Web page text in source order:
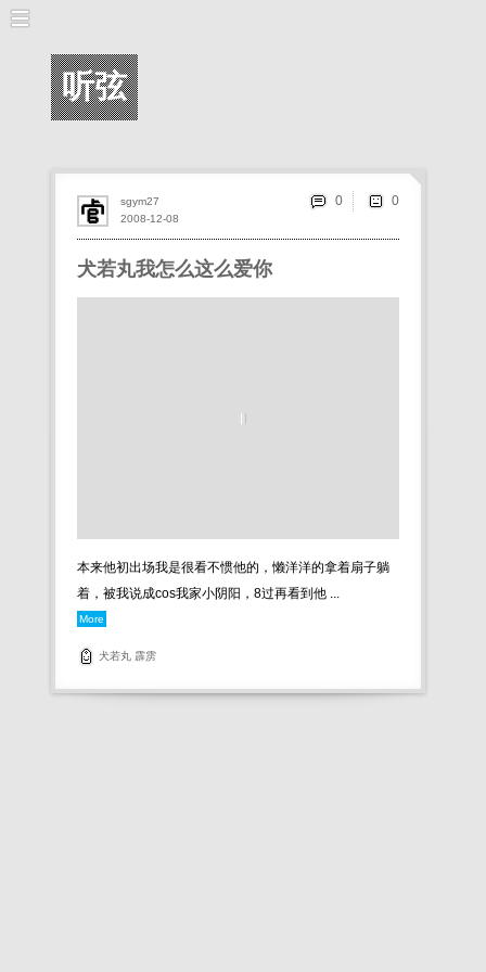
听弦
犬若丸我怎么这么爱你
本来他初出场我是很看不惯他的，懒洋洋的拿着扇子躺
着，被我说成cos我家小阴阳，8过再看到他 ...
More
犬若丸 霹雳
2008-12-08
sgym27 0